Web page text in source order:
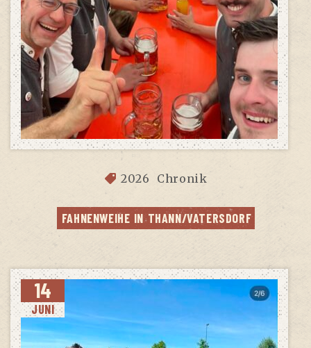
2026 Chronik
FAH­NEN­WEI­HE IN THANN/VATERSDORF
14
JUNI